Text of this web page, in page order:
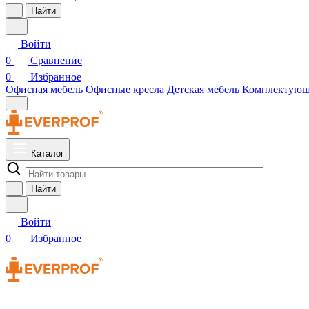
Найти
Войти
0
Сравнение
0
Избранное
Офисная мебель Офисные кресла Детская мебель
Каталог
Найти
Войти
0
Избранное